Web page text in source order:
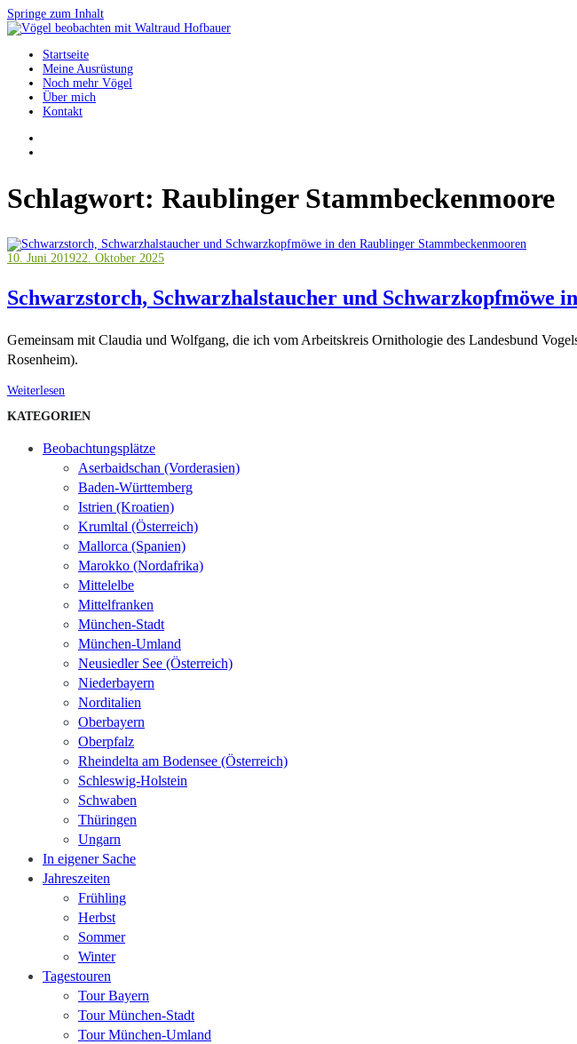
Springe zum Inhalt
Vögel beobachten mit Waltraud Hofbauer
Startseite
Meine Ausrüstung
Noch mehr Vögel
Über mich
Kontakt
Schlagwort: Raublinger Stammbeckenmoore
10. Juni 201922. Oktober 2025
Schwarzstorch, Schwarzhalstaucher und Schwarzkopfmöwe
Gemeinsam mit Claudia und Wolfgang, die ich vom Arbeitskreis Ornithologie des Landesbund
Rosenheim).
Weiterlesen
KATEGORIEN
Beobachtungsplätze
Aserbaidschan (Vorderasien)
Baden-Württemberg
Istrien (Kroatien)
Krumltal (Österreich)
Mallorca (Spanien)
Marokko (Nordafrika)
Mittelelbe
Mittelfranken
München-Stadt
München-Umland
Neusiedler See (Österreich)
Niederbayern
Norditalien
Oberbayern
Oberpfalz
Rheindelta am Bodensee (Österreich)
Schleswig-Holstein
Schwaben
Thüringen
Ungarn
In eigener Sache
Jahreszeiten
Frühling
Herbst
Sommer
Winter
Tagestouren
Tour Bayern
Tour München-Stadt
Tour München-Umland